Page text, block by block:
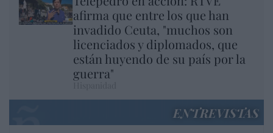
afirma que entre los que han
invadido Ceuta, "muchos son
licenciados y diplomados, que
están huyendo de su país por la
guerra"
ENTREVISTAS